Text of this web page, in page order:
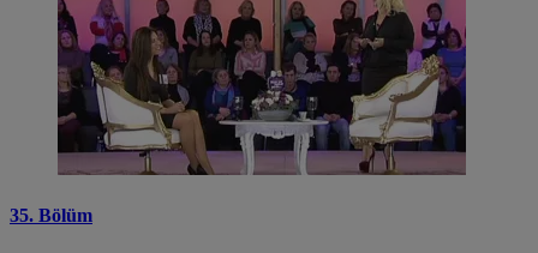
35. Bölüm